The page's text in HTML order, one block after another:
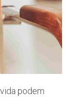
podem